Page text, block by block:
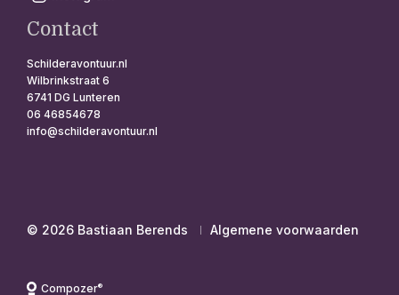
Contact
Schilderavontuur.nl
Wilbrinkstraat 6
6741 DG Lunteren
06 46854678
info@schilderavontuur.nl
© 2026 Bastiaan Berends Algemene voorwaarden
Compozer®